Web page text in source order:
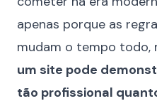
apenas porque as
mudam o tempo todo,
um site pode
tão profissional